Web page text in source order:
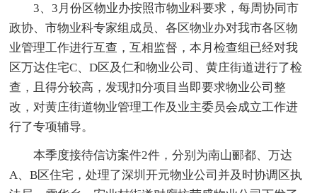
3、3月份区物业办按照市物业科要求，每周协同市
政协、市物业科专家组成员、各区物业办对我市各区物
业管理工作进行互查，互相监督，本月检查组已经对我
区万达住宅C、D区及仁和物业公司、黄庄街道进行了检
查，且得分较高，发现扣分项目当即要求物业公司整
改，对黄庄街道物业管理工作及业主委员会成立工作进
行了专项辅导。
本季度接待信访案件2件，分别为南山郦都、万达
A、B区住宅，处理了深圳开元物业公司并及时协调区执